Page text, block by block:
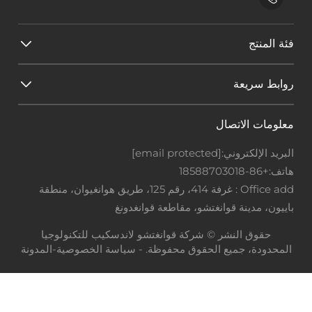
فئة المنتج
روابط سريعة
معلومات الاتصال
البريد الإلكتروني:[email protected]
هاتف:+86-18588703018
Office add : غرفة 414، رقم 125، طريق هوانغيوان، منطقة
باييون، مدينة قوانغتشو، مقاطعة قوانغدونغ
حقوق النشر © شركة قوانغتشو لاندسكيب للتكنولوجيا
المحدودة، جميع الحقوق محفوظة. - سياسة الخصوصية-المدونة